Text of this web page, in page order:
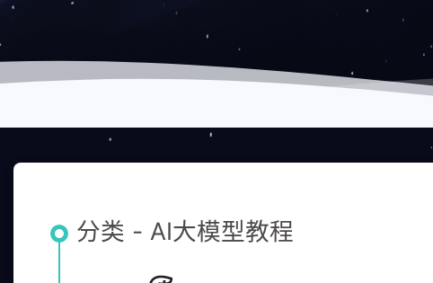
分类 - AI大模型教程